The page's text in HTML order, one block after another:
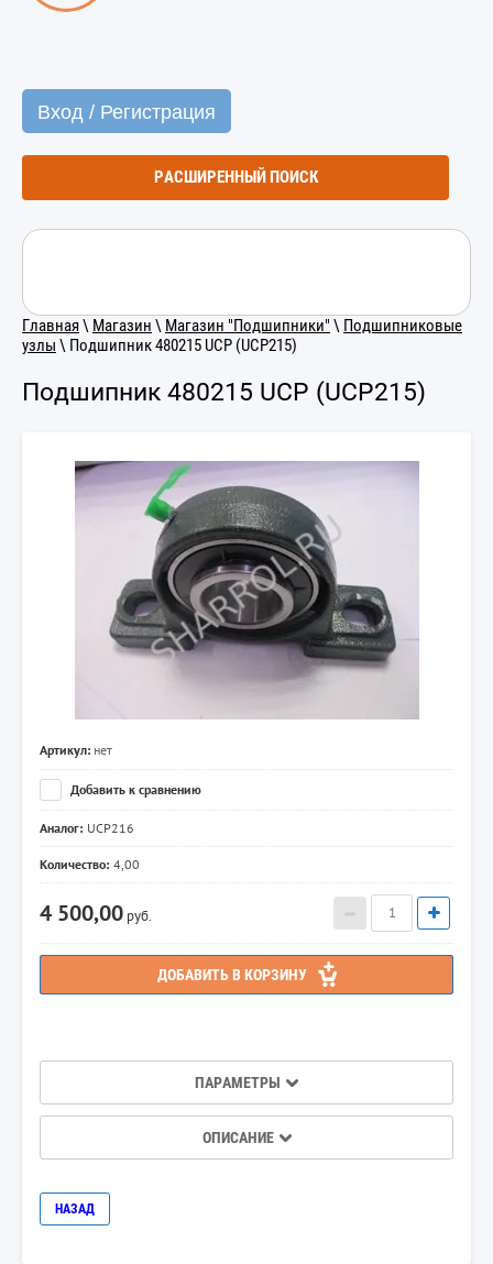
Вход / Регистрация
РАСШИРЕННЫЙ ПОИСК
Главная\ Магазин \ Магазин "Подшипники" \ Подшипниковые
узлы \ Подшипник 480215 UCP (UCP215)
Подшипник 480215 UCP (UCP215)
Артикул: нет
Добавить к сравнению
Аналог: UCP216
Количество: 4,00
4 500,00 руб.
ДОБАВИТЬ В КОРЗИНУ
ПАРАМЕТРЫ
ОПИСАНИЕ
НАЗАД